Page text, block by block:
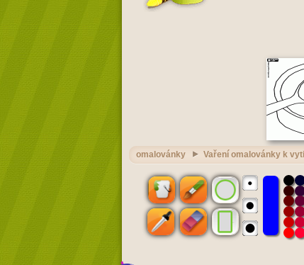
omalovánky Vaření omalovánky k